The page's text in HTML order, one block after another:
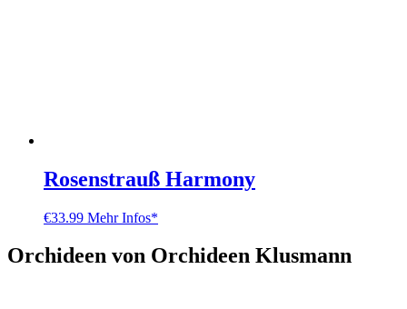
Rosenstrauß Harmony
€33.99 Mehr Infos*
Orchideen von Orchideen Klusmann